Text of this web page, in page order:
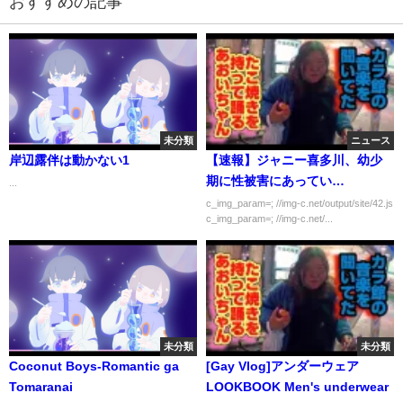
未分類
岸辺露伴は動かない1
ニュース
【速報】ジャニー喜多川、幼少
期に性被害にあってい
た！！！！！
c_img_param=; //img-c.net/output/site/42.js
c_img_param=; //img-c.net/...
未分類
Coconut Boys-Romantic ga
Tomaranai
未分類
[Gay Vlog]アンダーウェア
LOOKBOOK Men's underwear